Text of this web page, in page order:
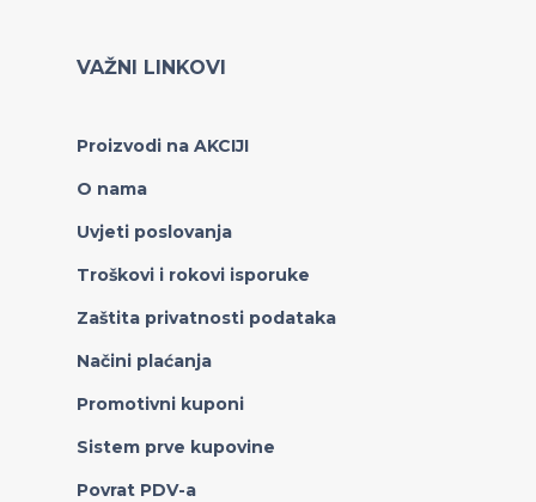
VAŽNI LINKOVI
Proizvodi na AKCIJI
O nama
Uvjeti poslovanja
Troškovi i rokovi isporuke
Zaštita privatnosti podataka
Načini plaćanja
Promotivni kuponi
Sistem prve kupovine
Povrat PDV-a